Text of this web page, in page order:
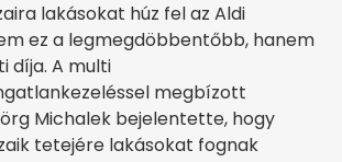
lakásokat húz fel az Aldi
ez a legmegdöbbentőbb, hanem
díja. A multi
megbízott
Michalek bejelentette, hogy
tetejére lakásokat fognak